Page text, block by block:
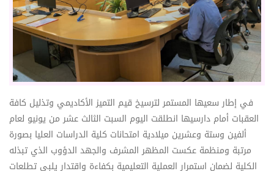
​في إطار سعيها المستمر لترسيخ قيم التميز الأكاديمي وتذليل كافة
العقبات أمام دارسيها انطلقت اليوم السبت الثالث عشر من يونيو لعام
ألفين وستة وعشرين ميلادية امتحانات كلية الدراسات العليا بصورة
مرتبة ومنظمة عكست المظهر المشرف والجهد الدؤوب الذي تبذله
الكلية لضمان استمرار العملية التعليمية بكفاءة واقتدار يلبي تطلعات